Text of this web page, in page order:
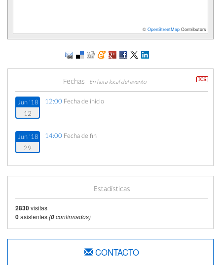
© OpenStreetMap Contributors
Fechas En hora local del evento
Jun '18
12
12:00 Fecha de inicio
Jun '18
29
14:00 Fecha de fin
Estadísticas
2830visitas
0asistentes(0confirmados)
CONTACTO